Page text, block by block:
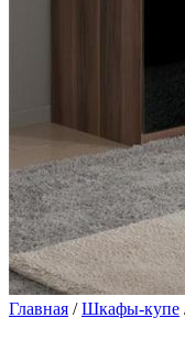
Главная /Шкафы-купе